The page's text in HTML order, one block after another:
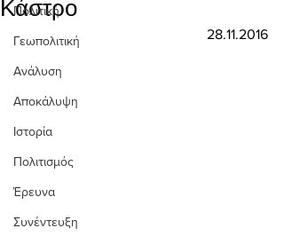
Πολιτική
Γεωπολιτική
Ανάλυση
Αποκάλυψη
Ιστορία
Πολιτισμός
Έρευνα
Συνέντευξη
Κάστρο
28.11.2016